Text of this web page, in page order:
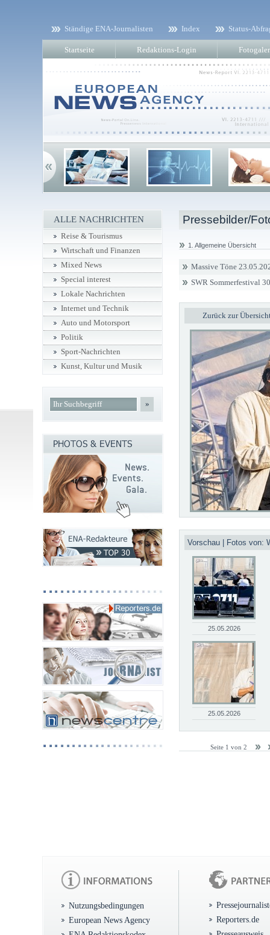
Ständige ENA-Journalisten Index Status-
Startseite Redaktions-Login
Pressebilder/
1. Allgemeine Übersicht
Massive Töne
SWR Sommerfestival
Zurück zur
Vorschau | Fotos von:
25.05.2026
25.05.2026
Seite 1 von 2
ALLE NACHRICHTEN
Reise & Tourismus
Wirtschaft und Finanzen
Mixed News
Special interest
Lokale Nachrichten
Internet und Technik
Auto und Motorsport
Politik
Sport-Nachrichten
Kunst, Kultur und Musik
»
Nutzungsbedingungen
European News Agency
Reporters.de